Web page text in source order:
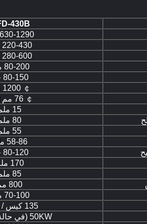
430B
630-1290 ملم
220-430 ملم
280-600 ملم
80-200 ملم
80-150 جم
￠ 1200 ملم
￠ 76 مم (3 ″)
15 ملم
80 ملم
55 ملم
58-86 ملم
80-120 جم
170 ملم
85 ملم
800 مم
70-100 ملم
135 كيس / دقيقة
50KW (في حالة الطباعة)